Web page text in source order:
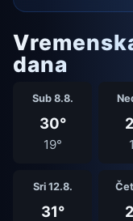
dana
Sub 8.8.
30°
19°
Sri 12.8.
31°